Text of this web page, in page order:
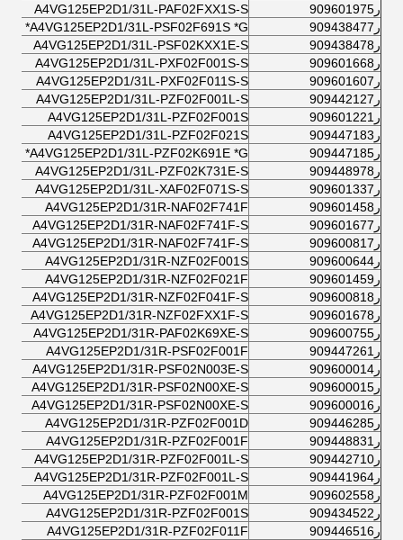
ر909601975
A4VG125EP2D1/31L-PAF02FXX1S-S
ر909438477
A4VG125EP2D1/31L-PSF02F691S *G*
ر909438478
A4VG125EP2D1/31L-PSF02KXX1E-S
ر909601668
A4VG125EP2D1/31L-PXF02F001S-S
ر909601607
A4VG125EP2D1/31L-PXF02F011S-S
ر909442127
A4VG125EP2D1/31L-PZF02F001L-S
ر909601221
A4VG125EP2D1/31L-PZF02F001S
ر909447183
A4VG125EP2D1/31L-PZF02F021S
ر909447185
A4VG125EP2D1/31L-PZF02K691E *G*
ر909448978
A4VG125EP2D1/31L-PZF02K731E-S
ر909601337
A4VG125EP2D1/31L-XAF02F071S-S
ر909601458
A4VG125EP2D1/31R-NAF02F741F
ر909601677
A4VG125EP2D1/31R-NAF02F741F-S
ر909600817
A4VG125EP2D1/31R-NAF02F741F-S
ر909600644
A4VG125EP2D1/31R-NZF02F001S
ر909601459
A4VG125EP2D1/31R-NZF02F021F
ر909600818
A4VG125EP2D1/31R-NZF02F041F-S
ر909601678
A4VG125EP2D1/31R-NZF02FXX1F-S
ر909600755
A4VG125EP2D1/31R-PAF02K69XE-S
ر909447261
A4VG125EP2D1/31R-PSF02F001F
ر909600014
A4VG125EP2D1/31R-PSF02N003E-S
ر909600015
A4VG125EP2D1/31R-PSF02N00XE-S
ر909600016
A4VG125EP2D1/31R-PSF02N00XE-S
ر909446285
A4VG125EP2D1/31R-PZF02F001D
ر909448831
A4VG125EP2D1/31R-PZF02F001F
ر909442710
A4VG125EP2D1/31R-PZF02F001L-S
ر909441964
A4VG125EP2D1/31R-PZF02F001L-S
ر909602558
A4VG125EP2D1/31R-PZF02F001M
ر909434522
A4VG125EP2D1/31R-PZF02F001S
ر909446516
A4VG125EP2D1/31R-PZF02F011F